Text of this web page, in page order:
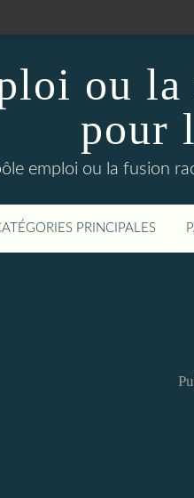
ou la
pour
emploi ou la fusion
PRINCIPALES